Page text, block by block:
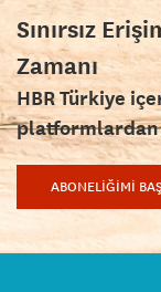
Sınırsız
Zamanı
HBR Türkiye
ABONELİĞİMİ